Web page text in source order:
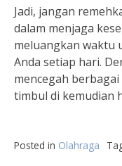
Jadi, jangan
dalam menjaga
meluangkan waktu
Anda setiap hari.
mencegah
timbul di kemudian
Posted in Olahraga